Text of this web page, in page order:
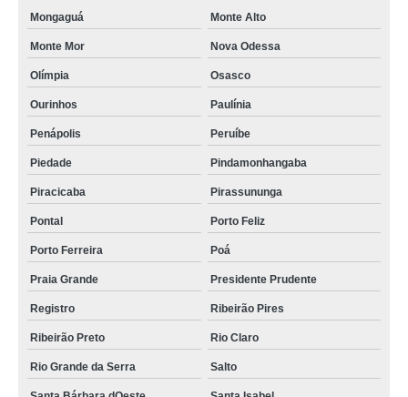
Mongaguá Monte Alto
Monte Mor Nova Odessa
Olímpia Osasco
Ourinhos Paulínia
Penápolis Peruíbe
Piedade Pindamonhangaba
Piracicaba Pirassununga
Pontal Porto Feliz
Porto Ferreira Poá
Praia Grande Presidente Prudente
Registro Ribeirão Pires
Ribeirão Preto Rio Claro
Rio Grande da Serra Salto